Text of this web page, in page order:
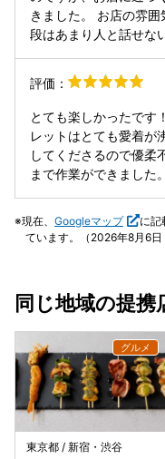
きました。 お店の雰
段はあまり人と話せな
た。 たくさんの質問
しました。 とても楽し
間に時間が過ぎてとて
とうございました。 ま
評価：
とても楽しかったです
レットはとても愛着が
してくださるので優柔
まで作業ができました
白いですね☺️☺️👏帰り
ざいました。
現在、 Googleマップ
に記
ています。（2026年8月6日
同じ地域の提携
東京都 / 新宿・渋谷